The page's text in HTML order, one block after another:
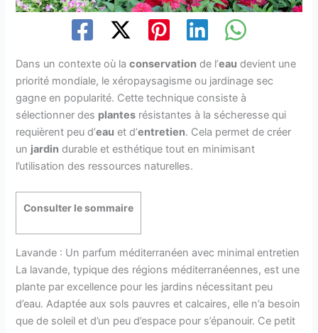
Dans un contexte où laconservation de l’eau devient une
priorité mondiale, le xéropaysagisme ou jardinage sec
gagne en popularité. Cette technique consiste à
sélectionner des plantes résistantes à la sécheresse qui
requièrent peu d’eau et d’entretien. Cela permet de créer
un jardin durable et esthétique tout en minimisant
l’utilisation des ressources naturelles.
Consulter le sommaire
Lavande : Un parfum méditerranéen avec minimal entretien
La lavande, typique des régions méditerranéennes, est une
plante par excellence pour les jardins nécessitant peu
d’eau. Adaptée aux sols pauvres et calcaires, elle n’a besoin
que de soleil et d’un peu d’espace pour s’épanouir. Ce petit